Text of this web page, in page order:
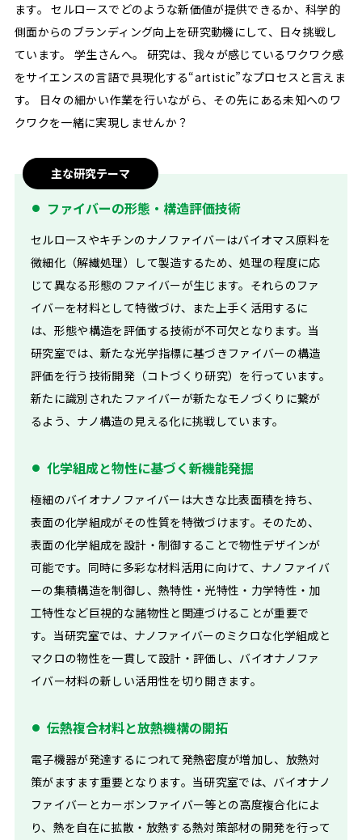
上⾕研究室uetani lab
髙島研究室takashima lab
Graduate School
⼤学院について
カリキュラム・授業紹介・単位
Career
キャリア・資格について
Campus Life
キャンパスライフについて
キャンパス⾒学
Information
ます。 セルロースでどのような新価値が提供できるか、科学的
側面からのブランディング向上を研究動機にして、日々挑戦し
ています。 学生さんへ。 研究は、我々が感じているワクワク感
をサイエンスの言語で具現化する“artistic”なプロセスと言えま
す。 日々の細かい作業を行いながら、その先にある未知へのワ
クワクを一緒に実現しませんか？
主な研究テーマ
ファイバーの形態・構造評価技術
セルロースやキチンのナノファイバーはバイオマス原料を
微細化（解繊処理）して製造するため、処理の程度に応
じて異なる形態のファイバーが生じます。それらのファ
イバーを材料として特徴づけ、また上手く活用するに
は、形態や構造を評価する技術が不可欠となります。当
研究室では、新たな光学指標に基づきファイバーの構造
評価を行う技術開発（コトづくり研究）を行っています。
新たに識別されたファイバーが新たなモノづくりに繋が
るよう、ナノ構造の見える化に挑戦しています。
化学組成と物性に基づく新機能発掘
極細のバイオナノファイバーは大きな比表面積を持ち、
表面の化学組成がその性質を特徴づけます。そのため、
表面の化学組成を設計・制御することで物性デザインが
可能です。同時に多彩な材料活用に向けて、ナノファイバ
ーの集積構造を制御し、熱特性・光特性・力学特性・加
工特性など巨視的な諸物性と関連づけることが重要で
す。当研究室では、ナノファイバーのミクロな化学組成と
マクロの物性を一貫して設計・評価し、バイオナノファ
イバー材料の新しい活用性を切り開きます。
伝熱複合材料と放熱機構の開拓
電子機器が発達するにつれて発熱密度が増加し、放熱対
策がますます重要となります。当研究室では、バイオナノ
ファイバーとカーボンファイバー等との高度複合化によ
り、熱を自在に拡散・放熱する熱対策部材の開発を行って